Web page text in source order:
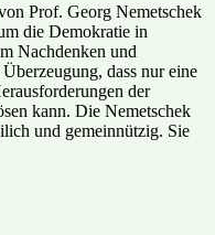
Prof. Georg Nemetschek
die Demokratie in
Nachdenken und
dass nur eine
der
kann. Die Nemetschek
und gemeinnützig. Sie